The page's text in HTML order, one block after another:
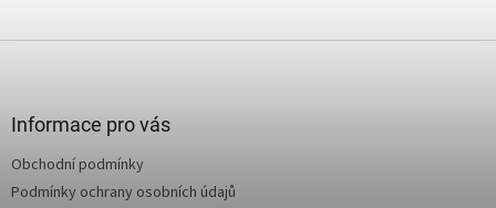
Informace pro vás
Obchodní podmínky
Podmínky ochrany osobních údajů